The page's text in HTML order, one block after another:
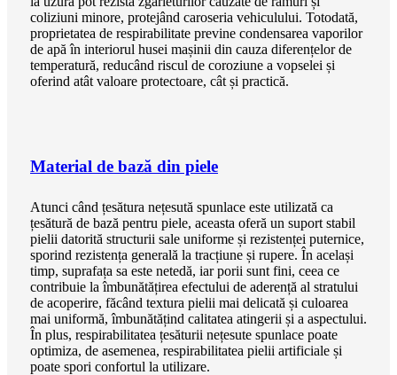
coliziuni minore, protejând caroseria vehiculului. Totodată,
proprietatea de respirabilitate previne condensarea vaporilor
de apă în interiorul husei mașinii din cauza diferențelor de
temperatură, reducând riscul de coroziune a vopselei și
oferind atât valoare protectoare, cât și practică.
Material de bază din piele
Atunci când țesătura nețesută spunlace este utilizată ca
țesătură de bază pentru piele, aceasta oferă un suport stabil
pielii datorită structurii sale uniforme și rezistenței puternice,
sporind rezistența generală la tracțiune și rupere. În același
timp, suprafața sa este netedă, iar porii sunt fini, ceea ce
contribuie la îmbunătățirea efectului de aderență al stratului
de acoperire, făcând textura pielii mai delicată și culoarea
mai uniformă, îmbunătățind calitatea atingerii și a aspectului.
În plus, respirabilitatea țesăturii nețesute spunlace poate
optimiza, de asemenea, respirabilitatea pielii artificiale și
poate spori confortul la utilizare.